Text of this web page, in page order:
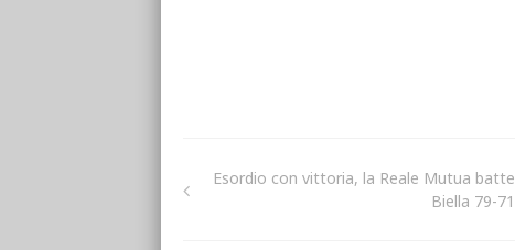
Esordio con vittoria, la Reale Mutua batte
Biella 79-71